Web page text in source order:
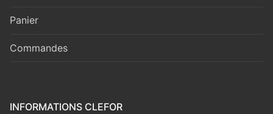
Panier
Commandes
INFORMATIONS CLEFOR